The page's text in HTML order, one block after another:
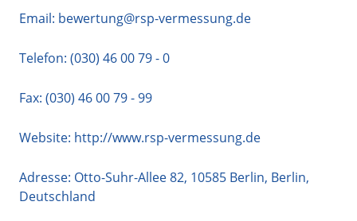
Email: bewertung@rsp-vermessung.de
Telefon: (030) 46 00 79 - 0
Fax: (030) 46 00 79 - 99
Website: http://www.rsp-vermessung.de
Adresse: Otto-Suhr-Allee 82, 10585 Berlin, Berlin,
Deutschland